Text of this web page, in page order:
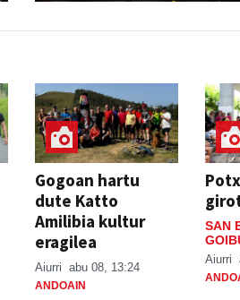
Gogoan hartu
dute Katto
Amilibia kultur
eragilea
Aiurri abu 08, 13:24
ANDOAIN
SAN
Aiurri